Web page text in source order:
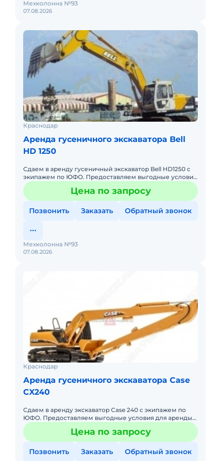
07.08.2026
Мехколонна №93
Краснодар
Аренда гусеничного экскаватора Bell
HD 1250
Сдаем в аренду гусеничный экскаватор Bell HD1250 с
экипажем по ЮФО. Предоставляем выгодные условия
для аренды гусеничного экскаватора Bell HD1250 в
Южном федераЦена по запросу
Позвонить Заказать Обратный звонок
07.08.2026
Мехколонна №93
Краснодар
Аренда гусеничного экскаватора Case
CX240
Сдаем в аренду экскаватор Case 240 с экипажем по
ЮФО. Предоставляем выгодные условия для аренды
экскаватора Case 240 в Южном федеральном округе.
Кроме аренды спЦена по запросу
Позвонить Заказать Обратный звонок